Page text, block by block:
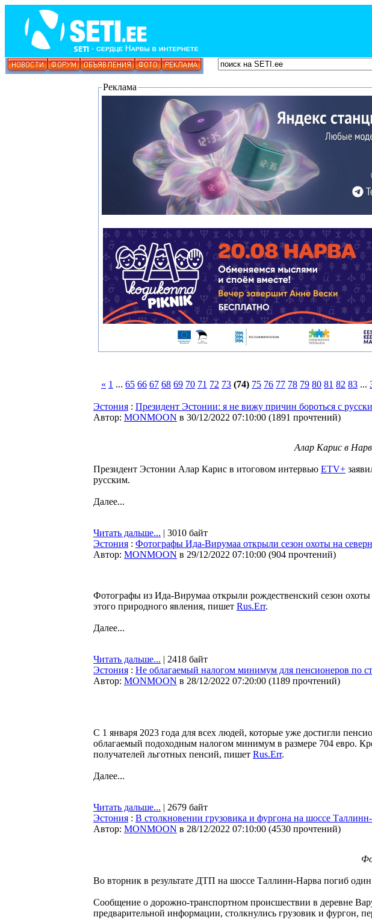
Реклама
« 1 ... 65 66 67 68 69 70 71 72 73 (74) 75 76 77 78 79 80 81 82 83 ...
Эстония : Президент Эстонии: я не вижу причин бороться с
Автор: MONMOON в 30/12/2022 07:10:00 (1891 прочтений)
Алар Карис в
Президент Эстонии Алар Карис в итоговом интервью ETV+
русским.
Далее...
Читать дальше... | 3010 байт
Эстония : Фотографы Ида-Вирумаа открыли сезон охоты на
Автор: MONMOON в 29/12/2022 07:10:00 (904 прочтений)
Фотографы из Ида-Вирумаа открыли рождественский сезон
этого природного явления, пишет Rus.Err.
Далее...
Читать дальше... | 2418 байт
Эстония : Не облагаемый налогом минимум для пенсионеров по
Автор: MONMOON в 28/12/2022 07:20:00 (1189 прочтений)
С 1 января 2023 года для всех людей, которые уже достигли
облагаемый подоходным налогом минимум в размере 704 евро.
получателей льготных пенсий, пишет Rus.Err.
Далее...
Читать дальше... | 2679 байт
Эстония : В столкновении грузовика и фургона на шоссе
Автор: MONMOON в 28/12/2022 07:10:00 (4530 прочтений)
Во вторник в результате ДТП на шоссе Таллинн-Нарва погиб
Сообщение о дорожно-транспортном происшествии в деревне
предварительной информации, столкнулись грузовик и фургон,